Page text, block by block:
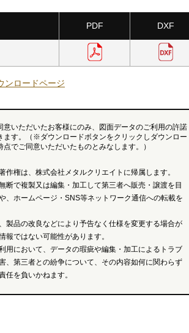
PDF DXF
ンロードページ
意いただいたお客様にのみ、図面データのご利用の許諾
ます。（※ダウンロードボタンをクリックしダウンロー
点でご同意いただいたものとみなします。）
作権は、株式会社メタルクリエイトに帰属します。
断で複製又は編集・加工して第三者へ販売・譲渡を目
、ホームページ・SNS等ネットワーク通信への転載を
製品の改良などにより予告なく仕様を変更する場合が
報ではない可能性があります。
用において、データの瑕疵や編集・加工によるトラブ
、第三者との紛争について、その内容如何に関わらず
任を負いかねます。